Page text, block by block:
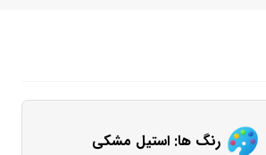
رنگ ها: استیل مشکی